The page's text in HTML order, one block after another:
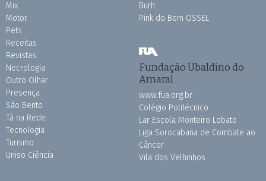
Mix
Motor
Pets
Receitas
Revistas
Necrologia
Outro Olhar
Presença
São Bento
Tá na Rede
Tecnologia
Turismo
Uniso Ciência
Burh
Pink do Bem OSSEL
Fundação Ubaldino do
Amaral
www.fua.org.br
Colégio Politécnico
Lar Escola Monteiro Lobato
Liga Sorocabana de Combate ao
Câncer
Vila dos Velhinhos